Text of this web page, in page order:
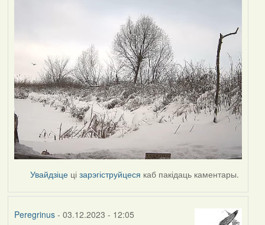
Увайдзіце цізарэгіструйцеся каб пакідаць каментары.
Peregrinus- 03.12.2023 - 12:05